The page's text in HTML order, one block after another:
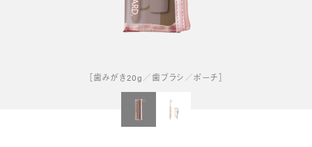
［歯みがき20g／歯ブラシ／ポーチ］